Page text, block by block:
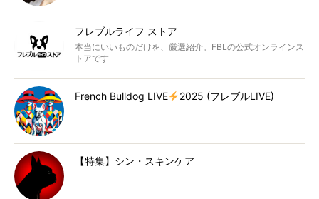
フレブルライフ ストア
本当にいいものだけを、厳選紹介。FBLの公式オンラインス
トアです
French Bulldog LIVE 2025 (フレブルLIVE)
【特集】シン・スキンケア